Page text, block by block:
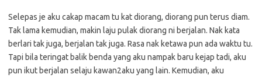
Selepas je aku cakap macam tu kat diorang, diorang pun terus diam.
Tak lama kemudian, makin laju pulak diorang ni berjalan. Nak kata
berlari tak juga, berjalan tak juga. Rasa nak ketawa pun ada waktu tu.
Tapi bila teringat balik benda yang aku nampak baru kejap tadi, aku
pun ikut berjalan selaju kawan2aku yang lain. Kemudian, aku